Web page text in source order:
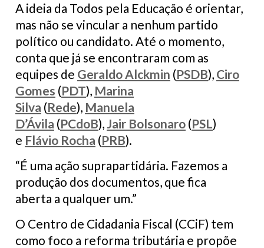
A ideia da Todos pela Educação é orientar,
mas não se vincular a nenhum partido
político ou candidato. Até o momento,
conta que já se encontraram com as
equipes de Geraldo Alckmin (PSDB), Ciro
Gomes (PDT), Marina
Silva (Rede), Manuela
D’Ávila (PCdoB),Jair Bolsonaro (PSL)
e Flávio Rocha (PRB).
“É uma ação suprapartidária. Fazemos a
produção dos documentos, que fica
aberta a qualquer um.”
O Centro de Cidadania Fiscal (CCiF) tem
como foco a reforma tributária e propõe